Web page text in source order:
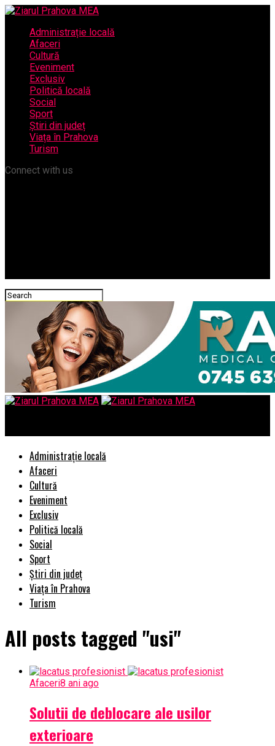
Administrație locală
Afaceri
Cultură
Eveniment
Exclusiv
Politică locală
Social
Sport
Știri din județ
Viața în Prahova
Turism
Connect with us
Administrație locală
Afaceri
Cultură
Eveniment
Exclusiv
Politică locală
Social
Sport
Știri din județ
Viața în Prahova
Turism
All posts tagged "usi"
Afaceri8 ani ago
Solutii de deblocare ale usilor
exterioare